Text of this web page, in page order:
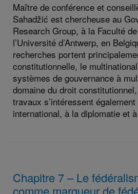
Maître de conférence et
Sahadžić est chercheuse au
Research Group, à la Faculté
l’Université d’Antwerp, en
recherches portent
constitutionnelle, le
systèmes de gouvernance à
domaine du droit
travaux s’intéressent
international, à la diplomatie et
Chapitre 7 – Le
comme marqueur de